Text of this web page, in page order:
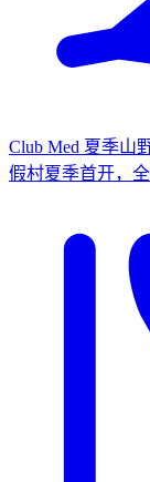
Club Med 夏季山
假村夏季首开，